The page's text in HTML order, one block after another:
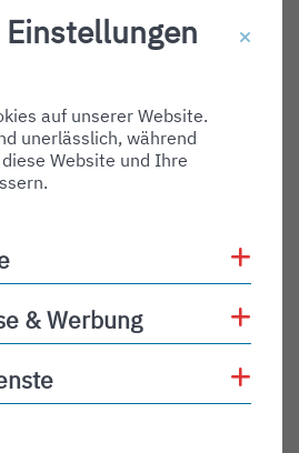
Einstellungen
auf unserer Website.
unerlässlich, während
Website und Ihre
& Werbung